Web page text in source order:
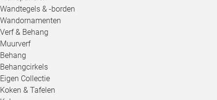
Wandtegels & -borden
Wandornamenten
Verf & Behang
Muurverf
Behang
Behangcirkels
Eigen Collectie
Koken & Tafelen